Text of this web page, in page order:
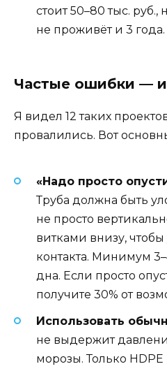
стоит 50–80 тыс. руб.,
не проживёт и 3 года.
Частые ошибки — и
Я видел 12 таких
провалились. Вот
«Надо просто
Труба должна быть
не просто
витками внизу,
контакта. Минимум
дна. Если просто
получите 30% от
Использовать
не выдержит
морозы. Только